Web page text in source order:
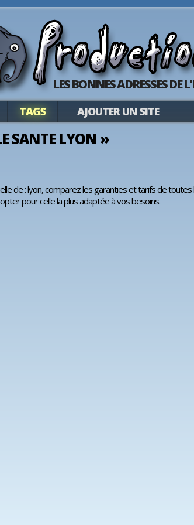
LES BONNES ADRESSES DE
TAGS AJOUTER UN SITE
SANTE LYON »
de : lyon, comparez les garanties et tarifs de
pour celle la plus adaptée à vos besoins.